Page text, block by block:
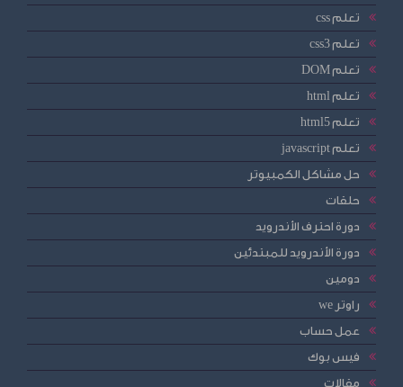
تعلم css
تعلم css3
تعلم DOM
تعلم html
تعلم html5
تعلم javascript
حل مشاكل الكمبيوتر
حلقات
دورة احترف الأندرويد
دورة الأندرويد للمبتدئين
دومين
راوتر we
عمل حساب
فيس بوك
مقالات